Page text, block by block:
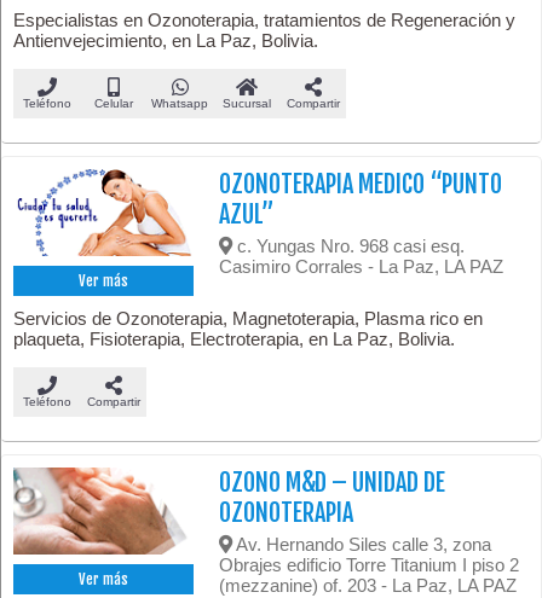
Especialistas en Ozonoterapia, tratamientos de Regeneración y
Antienvejecimiento, en La Paz, Bolivia.
Teléfono Celular Whatsapp Sucursal Compartir
Ver más
OZONOTERAPIA MEDICO “PUNTO
AZUL”
c. Yungas Nro. 968 casi esq.
Casimiro Corrales - La Paz, LA PAZ
Servicios de Ozonoterapia, Magnetoterapia, Plasma rico en
plaqueta, Fisioterapia, Electroterapia, en La Paz, Bolivia.
Teléfono Compartir
Ver más
OZONO M&D – UNIDAD DE
OZONOTERAPIA
Av. Hernando Siles calle 3, zona
Obrajes edificio Torre Titanium I piso 2
(mezzanine) of. 203 - La Paz, LA PAZ